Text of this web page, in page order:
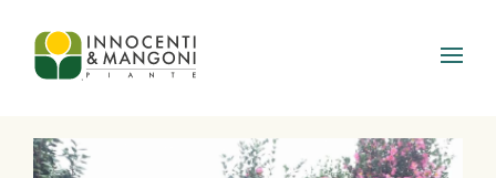
Skip to main content